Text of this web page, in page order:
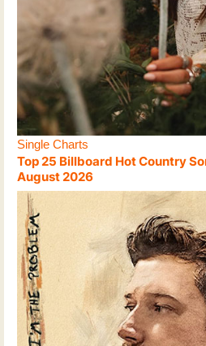
Single Charts
Top 25 Billboard Hot Country
August 2026